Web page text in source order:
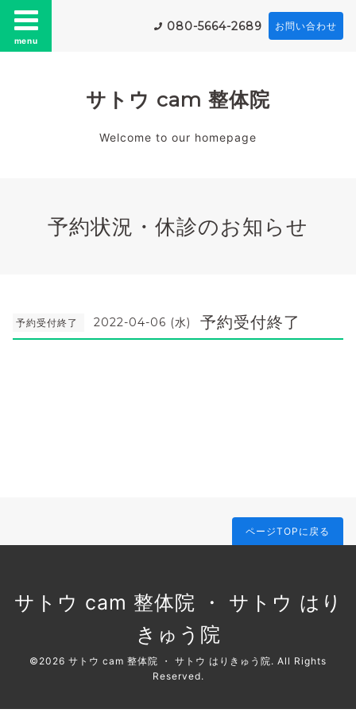
menu
080-5664-2689 お問い合わせ
サトウ cam 整体院
Welcome to our homepage
予約状況・休診のお知らせ
予約受付終了 2022-04-06 (水) 予約受付終了
ページTOPに戻る
サトウ cam 整体院 ・ サトウ はり
きゅう院
©2026 サトウ cam 整体院 ・ サトウ はりきゅう院. All Rights
Reserved.